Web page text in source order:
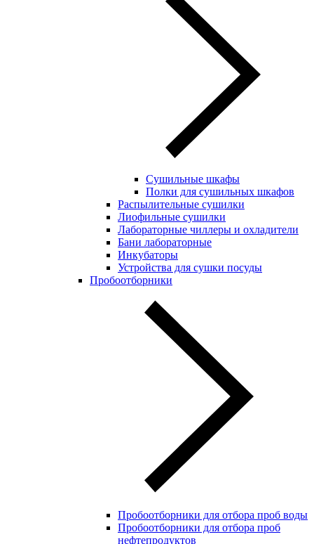
Сушильные шкафы
Полки для сушильных шкафов
Распылительные сушилки
Лиофильные сушилки
Лабораторные чиллеры и охладители
Бани лабораторные
Инкубаторы
Устройства для сушки посуды
Пробоотборники
Пробоотборники для отбора проб воды
Пробоотборники для отбора проб
нефтепродуктов